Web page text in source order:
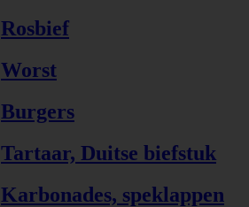
Rosbief
Worst
Burgers
Tartaar, Duitse biefstuk
Karbonades, speklappen